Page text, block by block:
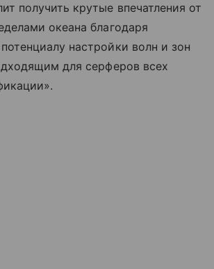
получить крутые впечатления от
океана благодаря
настройки волн и зон
для серферов всех